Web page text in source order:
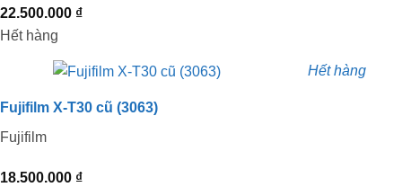
22.500.000 ₫
Hết hàng
Hết hàng
Fujifilm X-T30 cũ (3063)
Fujifilm
18.500.000 ₫